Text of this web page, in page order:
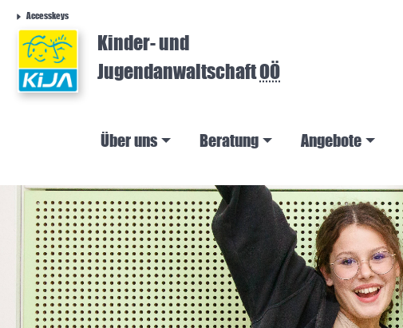
Accesskeys
Kinder- und
JugendanwaltschaftOÖ
Über uns Beratung Angebote